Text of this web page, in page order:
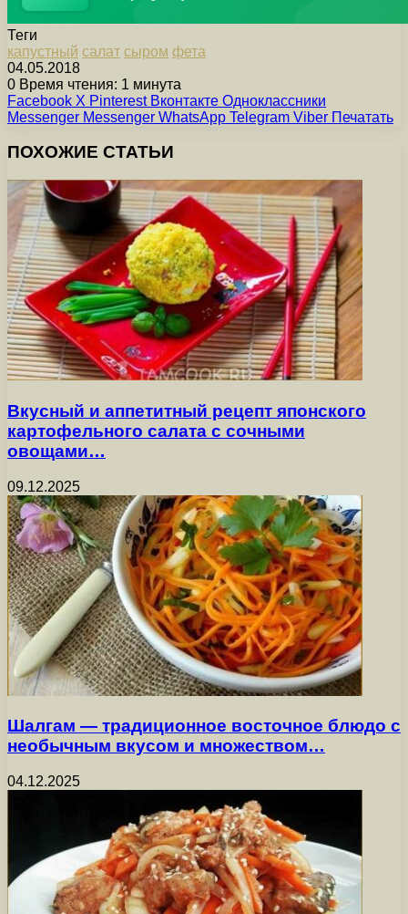
Теги
капустный салат сыром фета
04.05.2018
0 Время чтения: 1 минута
Facebook X Pinterest Вконтакте Одноклассники
Messenger Messenger WhatsApp Telegram Viber Печатать
ПОХОЖИЕ СТАТЬИ
Вкусный и аппетитный рецепт японского
картофельного салата с сочными
овощами…
09.12.2025
Шалгам — традиционное восточное блюдо с
необычным вкусом и множеством…
04.12.2025